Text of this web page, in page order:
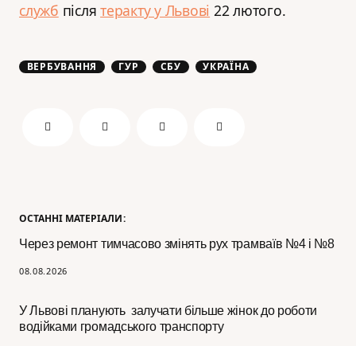
ОСТАННІ МАТЕРІАЛИ:
Через ремонт тимчасово змінять рух трамваїв №4 і №8
08.08.2026
У Львові планують залучати більше жінок до роботи
водійками громадського транспорту
служб післятеракту у Львові 22 лютого.
ВЕРБУВАННЯ ГУР СБУ УКРАЇНА